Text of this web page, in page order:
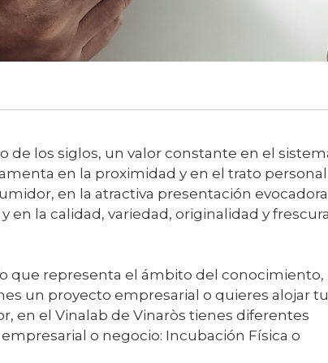
de los siglos, un valor constante en el
en la proximidad y en el trato
en la atractiva presentación
la calidad, variedad, originalidad y
que representa el ámbito del conocimiento,
un proyecto empresarial o quieres alojar tu
en el Vinalab de Vinaròs tienes diferentes
o negocio: Incubación Física o